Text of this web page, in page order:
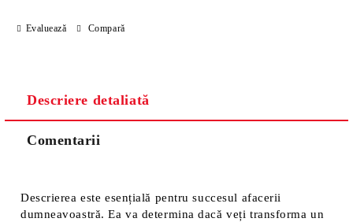
Evaluează Compară
Descriere detaliată
Comentarii
Descrierea este esențială pentru succesul afacerii
dumneavoastră. Ea va determina dacă veți transforma un